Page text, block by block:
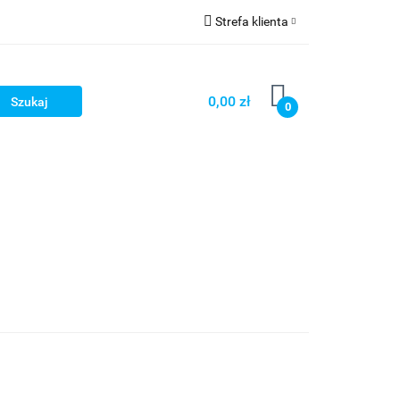
Strefa klienta
Zarejestruj się
Dodaj zgłoszenie
0,00 zł 0